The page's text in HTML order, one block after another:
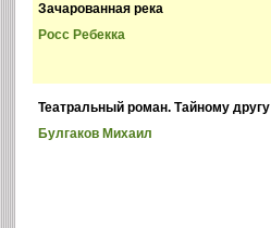
Зачарованная река
Росс Ребекка
Театральный роман. Тайному другу
Булгаков Михаил